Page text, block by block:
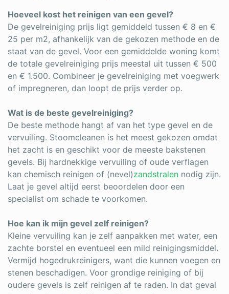
Hoeveel kost het reinigen van een gevel?
De gevelreiniging prijs ligt gemiddeld tussen € 8 en €
25 per m2, afhankelijk van de gekozen methode en de
staat van de gevel. Voor een gemiddelde woning komt
de totale gevelreiniging prijs meestal uit tussen € 500
en € 1.500. Combineer je gevelreiniging met voegwerk
of impregneren, dan loopt de prijs verder op.
Wat is de beste gevelreiniging?
De beste methode hangt af van het type gevel en de
vervuiling. Stoomcleanen is het meest gekozen omdat
het zacht is en geschikt voor de meeste bakstenen
gevels. Bij hardnekkige vervuiling of oude verflagen
kan chemisch reinigen of (nevel)zandstralen nodig zijn.
Laat je gevel altijd eerst beoordelen door een
specialist om schade te voorkomen.
Hoe kan ik mijn gevel zelf reinigen?
Kleine vervuiling kan je zelf aanpakken met water, een
zachte borstel en eventueel een mild reinigingsmiddel.
Vermijd hogedrukreinigers, want die kunnen voegen en
stenen beschadigen. Voor grondige reiniging of bij
oudere gevels is zelf reinigen af te raden. In dat geval